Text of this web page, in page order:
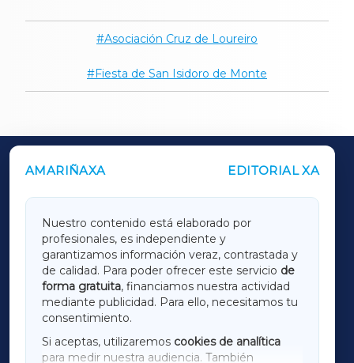
Asociación Cruz de Loureiro
Fiesta de San Isidoro de Monte
AMARIÑAXA EDITORIAL XA
Nuestro contenido está elaborado por
profesionales, es independiente y
garantizamos información veraz, contrastada y
de calidad. Para poder ofrecer este servicio de
forma gratuita, financiamos nuestra actividad
mediante publicidad. Para ello, necesitamos tu
consentimiento.
Si aceptas, utilizaremos cookies de analítica
para medir nuestra audiencia. También
OUTROS PERIÓDICOS
LUGOXA
TERRACHAXA